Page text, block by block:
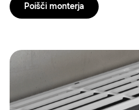
Poišči monterja